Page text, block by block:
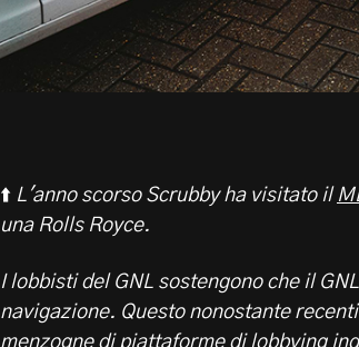
⬆️ L'anno scorso Scrubby ha visitato il
una Rolls Royce.
I lobbisti del GNL sostengono che il
navigazione. Questo nonostante
menzogne di piattaforme di lobbying